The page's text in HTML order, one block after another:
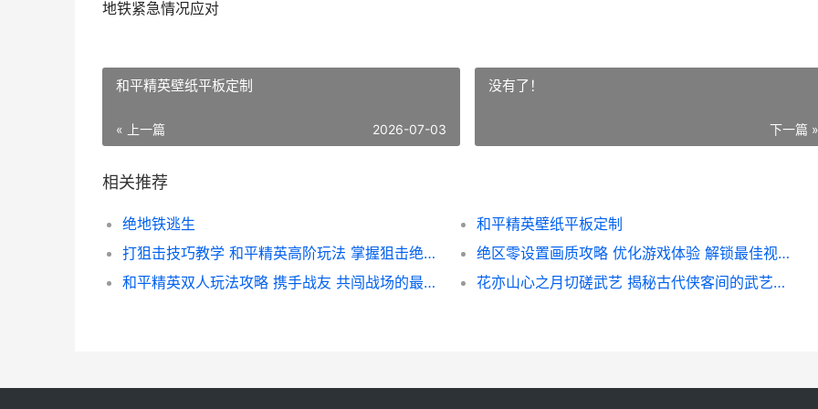
地铁紧急情况应对
和平精英壁纸平板定制
« 上一篇 2026-07-03
没有了！
下一篇 »
相关推荐
绝地铁逃生
和平精英壁纸平板定制
打狙击技巧教学 和平精英高阶玩法 掌握狙击绝技攻略
绝区零设置画质攻略 优化游戏体验 解锁最佳视觉效果
和平精英双人玩法攻略 携手战友 共闯战场的最佳搭档技巧
花亦山心之月切磋武艺 揭秘古代侠客间的武艺对决与剑法精髓